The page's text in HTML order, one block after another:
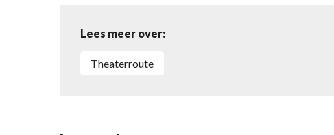
Lees meer over:
Theaterroute